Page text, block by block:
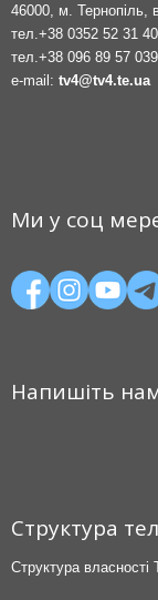
46000, м. Тернопіль,
тел. +38 0352 52 31 40
тел. +38 096 89 57 039
e-mail: tv4@tv4.te.ua
Ми у соц
Напишіть
Структура
Структура